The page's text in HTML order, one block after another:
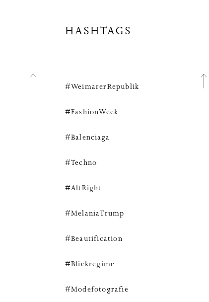
HASHTAGS
#WeimarerRepublik
#FashionWeek
#Balenciaga
#Techno
#AltRight
#MelaniaTrump
#Beautification
#Blickregime
#Modefotografie